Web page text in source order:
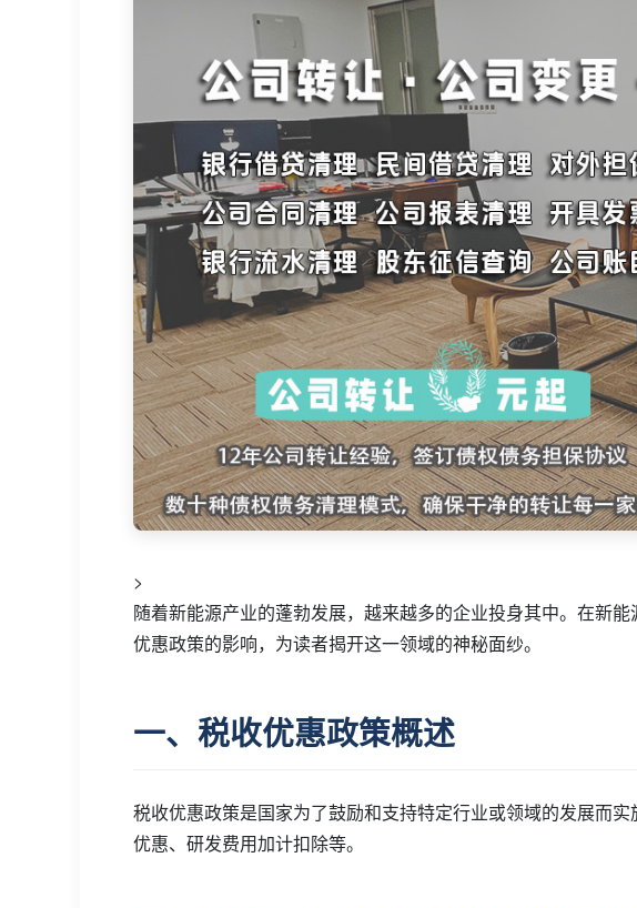
>
随着新能源产业的蓬勃发展，越来越多的企业投身其中。在新
优惠政策的影响，为读者揭开这一领域的神秘面纱。
一、税收优惠政策概述
税收优惠政策是国家为了鼓励和支持特定行业或领域的发展而
优惠、研发费用加计扣除等。